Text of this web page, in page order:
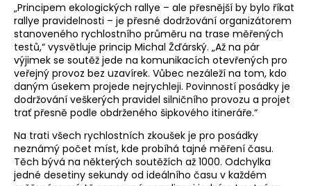
„Principem ekologických rallye – ale přesnější by bylo říkat
rallye pravidelnosti – je přesné dodržování organizátorem
stanoveného rychlostního průměru na trase měřených
testů,“ vysvětluje princip Michal Žďárský. „Až na pár
výjimek se soutěž jede na komunikacích otevřených pro
veřejný provoz bez uzavírek. Vůbec nezáleží na tom, kdo
daným úsekem projede nejrychleji. Povinností posádky je
dodržování veškerých pravidel silničního provozu a projet
trať přesně podle obdrženého šipkového itineráře.“
Na trati všech rychlostních zkoušek je pro posádky
neznámý počet míst, kde probíhá tajné měření času.
Těch bývá na některých soutěžích až 1000. Odchylka
jedné desetiny sekundy od ideálního času v každém